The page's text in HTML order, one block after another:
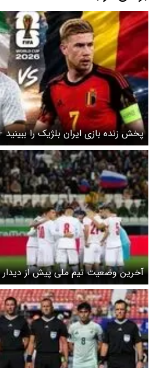
پخش زنده بازی ایران بلژیک را
آخرین وضعیت تیم ملی پیش از دیدار